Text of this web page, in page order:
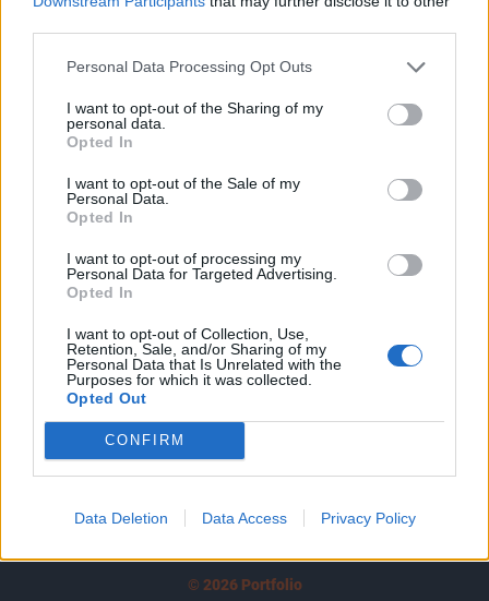
Personal Data Processing Opt Outs
I want to opt-out of the Sharing of my
personal data.
Opted In
I want to opt-out of the Sale of my
Personal Data.
Opted In
I want to opt-out of processing my
Personal Data for Targeted Advertising.
Opted In
I want to opt-out of Collection, Use,
Retention, Sale, and/or Sharing of my
Personal Data that Is Unrelated with the
Purposes for which it was collected.
Opted Out
CONFIRM
Data Deletion Data Access Privacy Policy
KEDVES OLVASÓNK!
A keresett cikk a portfolio.hu hírarchívumához
tartozik, melynek olvasása előfizetéses
Az előfizetés a következőket tartalmazza:
Portfolio.hu teljes cikkarchívum
Kötéslisták: BÉT elmúlt 2 év napon belüli
kötéslistái
Előfizetés
MÁR ELŐFIZETŐNK VAGY?
© 2026 Portfolio